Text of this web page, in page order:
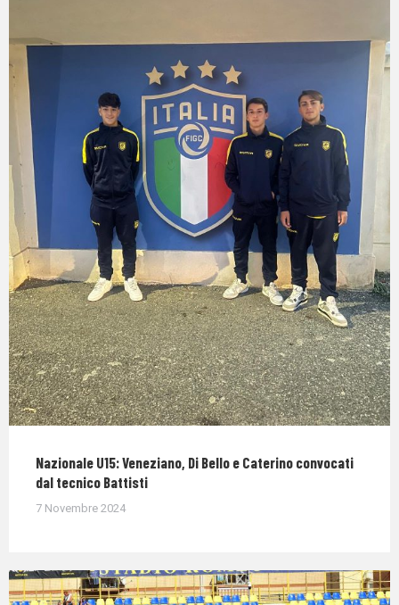
Nazionale U15: Veneziano, Di Bello e Caterino convocati
dal tecnico Battisti
7 Novembre 2024